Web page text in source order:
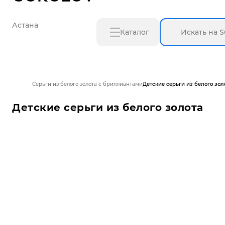
Астана
Каталог
Серьги из белого золота с бриллиантамиДетские серьги из белого
Детские серьги из белого золота